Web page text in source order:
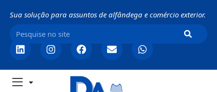
Sua solução para assuntos de alfândega e comércio exterior.